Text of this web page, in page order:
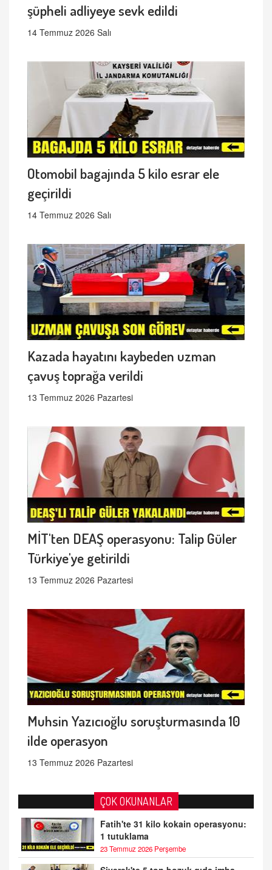
şüpheli adliyeye sevk edildi
14 Temmuz 2026 Salı
Otomobil bagajında 5 kilo esrar ele
geçirildi
14 Temmuz 2026 Salı
Kazada hayatını kaybeden uzman
çavuş toprağa verildi
13 Temmuz 2026 Pazartesi
MİT'ten DEAŞ operasyonu: Talip Güler
Türkiye'ye getirildi
13 Temmuz 2026 Pazartesi
Muhsin Yazıcıoğlu soruşturmasında 10
ilde operasyon
13 Temmuz 2026 Pazartesi
ÇOK OKUNANLAR
Fatih'te 31 kilo kokain operasyonu:
1 tutuklama
23 Temmuz 2026 Perşembe